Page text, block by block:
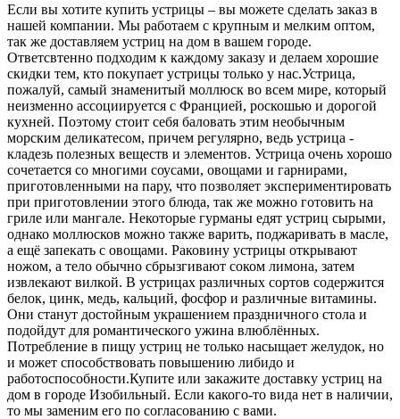
Если вы хотите купить устрицы – вы можете сделать заказ в
нашей компании. Мы работаем с крупным и мелким оптом,
так же доставляем устриц на дом в вашем городе.
Ответсвтенно подходим к каждому заказу и делаем хорошие
скидки тем, кто покупает устрицы только у нас.Устрица,
пожалуй, самый знаменитый моллюск во всем мире, который
неизменно ассоциируется с Францией, роскошью и дорогой
кухней. Поэтому стоит себя баловать этим необычным
морским деликатесом, причем регулярно, ведь устрица -
кладезь полезных веществ и элементов. Устрица очень хорошо
сочетается со многими соусами, овощами и гарнирами,
приготовленными на пару, что позволяет экспериментировать
при приготовлении этого блюда, так же можно готовить на
гриле или мангале. Некоторые гурманы едят устриц сырыми,
однако моллюсков можно также варить, поджаривать в масле,
а ещё запекать с овощами. Раковину устрицы открывают
ножом, а тело обычно сбрызгивают соком лимона, затем
извлекают вилкой. В устрицах различных сортов содержится
белок, цинк, медь, кальций, фосфор и различные витамины.
Они станут достойным украшением праздничного стола и
подойдут для романтического ужина влюблённых.
Потребление в пищу устриц не только насыщает желудок, но
и может способствовать повышению либидо и
работоспособности.Купите или закажите доставку устриц на
дом в городе Изобильный. Если какого-то вида нет в наличии,
то мы заменим его по согласованию с вами.